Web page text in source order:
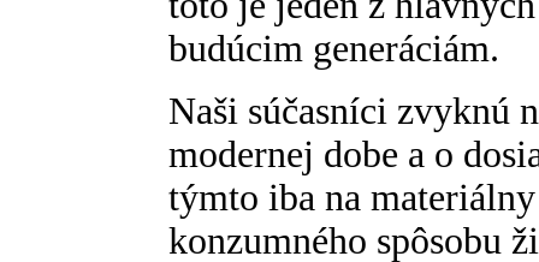
budúcim generáciám.
Naši súčasníci zvyknú
modernej dobe a o
týmto iba na
konzumného spôsobu